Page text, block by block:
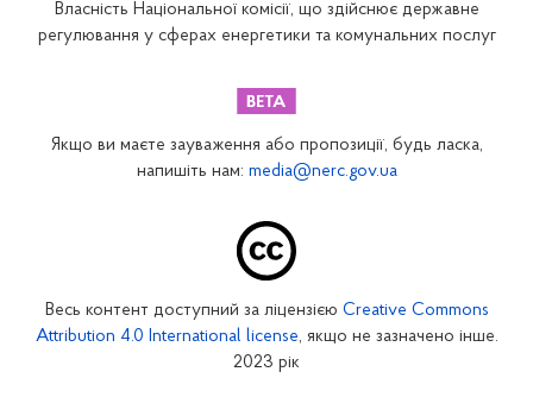
Власність Національної комісії, що здійснює державне
регулювання у сферах енергетики та комунальних послуг
Якщо ви маєте зауваження або пропозиції, будь ласка,
напишіть нам: media@nerc.gov.ua
Весь контент доступний за ліцензією Creative Commons
Attribution 4.0 International license, якщо не зазначено інше.
2023 рік